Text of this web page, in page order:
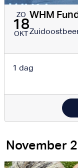
ZO
18
OKT
WHM
1 dag
November